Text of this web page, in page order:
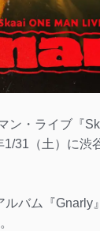
ン・ライブ『
31（土）に渋
ルバム『Gnarly